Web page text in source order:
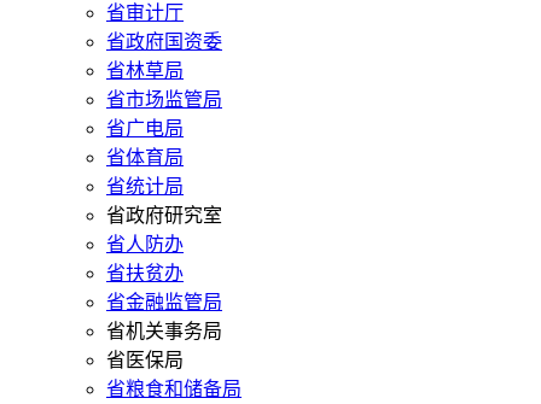
省审计厅
省政府国资委
省林草局
省市场监管局
省广电局
省体育局
省统计局
省政府研究室
省人防办
省扶贫办
省金融监管局
省机关事务局
省医保局
省粮食和储备局